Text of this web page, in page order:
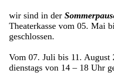
wir sind in der
Theaterkasse vom 05. Mai
geschlossen.
Vom 07. Juli bis 11. August
dienstags von 14 – 18 Uhr